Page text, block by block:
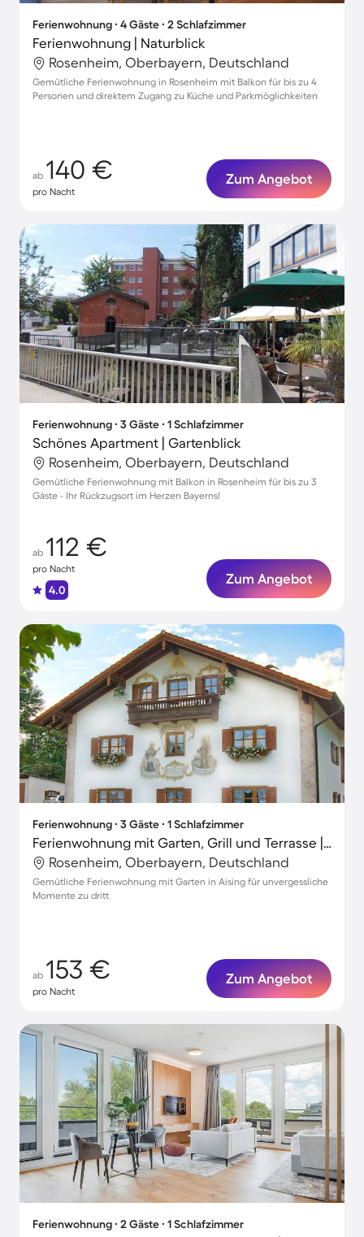
Ferienwohnung ∙ 4 Gäste ∙ 2 Schlafzimmer
Ferienwohnung | Naturblick
Rosenheim, Oberbayern, Deutschland
Gemütliche Ferienwohnung in Rosenheim mit Balkon für bis zu 4
Personen und direktem Zugang zu Küche und Parkmöglichkeiten
ab 140 €
pro Nacht
Zum Angebot
Ferienwohnung ∙ 3 Gäste ∙ 1 Schlafzimmer
Schönes Apartment | Gartenblick
Rosenheim, Oberbayern, Deutschland
Gemütliche Ferienwohnung mit Balkon in Rosenheim für bis zu 3
Gäste - Ihr Rückzugsort im Herzen Bayerns!
ab 112 €
pro Nacht
4.0
Zum Angebot
Ferienwohnung ∙ 3 Gäste ∙ 1 Schlafzimmer
Ferienwohnung mit Garten, Grill und Terrasse | Naturblick
Rosenheim, Oberbayern, Deutschland
Gemütliche Ferienwohnung mit Garten in Aising für unvergessliche
Momente zu dritt
ab 153 €
pro Nacht
Zum Angebot
Ferienwohnung ∙ 2 Gäste ∙ 1 Schlafzimmer